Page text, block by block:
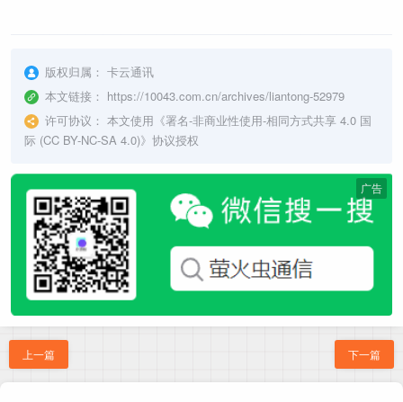
版权归属： 卡云通讯
本文链接： https://10043.com.cn/archives/liantong-52979
许可协议： 本文使用《署名-非商业性使用-相同方式共享 4.0 国
际 (CC BY-NC-SA 4.0)》协议授权
广告
上一篇 下一篇